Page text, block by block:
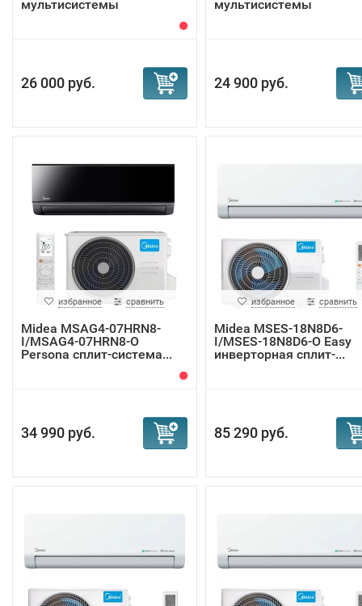
мультисистемы
26 000 руб.
мультисистемы
24 900 руб.
избранное сравнить
Midea MSAG4-07HRN8-
I/MSAG4-07HRN8-O
Persona сплит-система...
34 990 руб.
избранное сравнить
Midea MSES-18N8D6-
I/MSES-18N8D6-O Easy
инверторная сплит-...
85 290 руб.